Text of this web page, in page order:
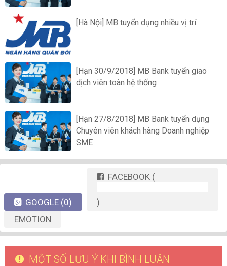
[Hà Nội] MB tuyển dụng nhiều vị trí
[Hạn 30/9/2018] MB Bank tuyển giao
dịch viên toàn hệ thống
[Hạn 27/8/2018] MB Bank tuyển dụng
Chuyên viên khách hàng Doanh nghiệp
SME
GOOGLE (0)
FACEBOOK (
)
EMOTION
MỘT SỐ LƯU Ý KHI BÌNH LUẬN